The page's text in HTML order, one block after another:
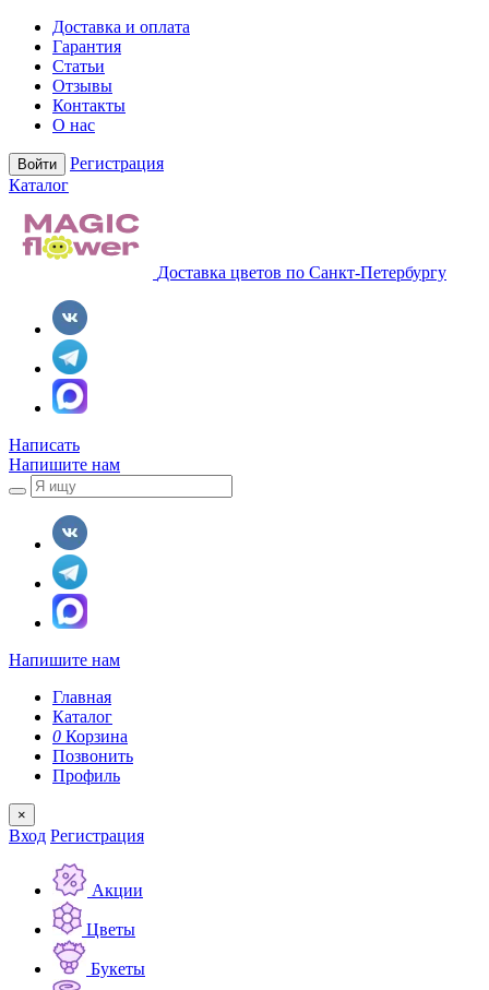
Доставка и оплата
Гарантия
Статьи
Отзывы
Контакты
О нас
Войти
Регистрация
Каталог
Доставка цветов по Санкт-Петербургу
Написать
Напишите нам
Напишите нам
Главная
Каталог
0 Корзина
Позвонить
Профиль
×
Вход Регистрация
Акции
Цветы
Букеты